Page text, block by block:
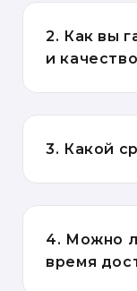
2. Как вы
и
3. Какой
4. Можно
время